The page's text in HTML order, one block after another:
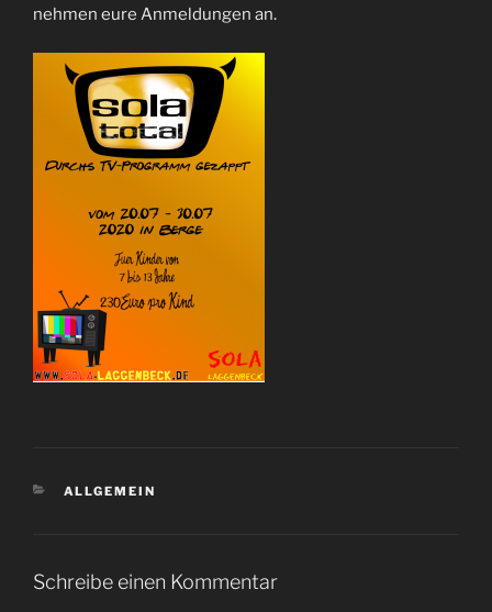
nehmen eure Anmeldungen an.
KATEGORIEN
ALLGEMEIN
Schreibe einen Kommentar